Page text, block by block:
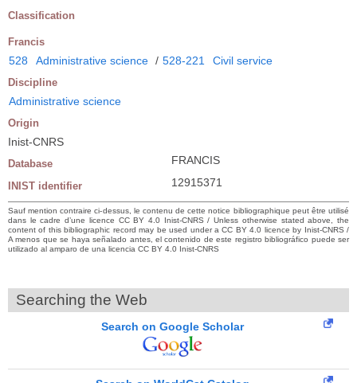
Classification
Francis
528 Administrative science / 528-221 Civil service
Discipline
Administrative science
Origin
Inist-CNRS
Database FRANCIS
INIST identifier 12915371
Sauf mention contraire ci-dessus, le contenu de cette notice bibliographique peut être utilisé
dans le cadre d’une licence CC BY 4.0 Inist-CNRS / Unless otherwise stated above, the
content of this bibliographic record may be used under a CC BY 4.0 licence by Inist-CNRS /
A menos que se haya señalado antes, el contenido de este registro bibliográfico puede ser
utilizado al amparo de una licencia CC BY 4.0 Inist-CNRS
Searching the Web
Search on Google Scholar